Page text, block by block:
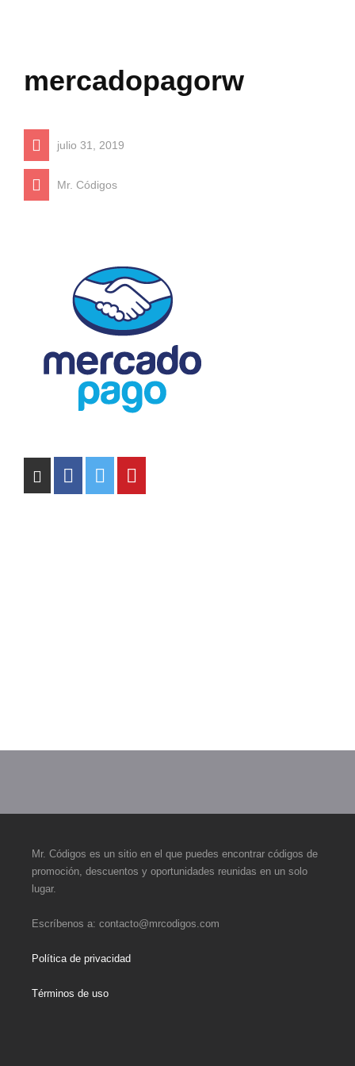
mercadopagorw
julio 31, 2019
Mr. Códigos
Mr. Códigos es un sitio en el que puedes encontrar códigos de
promoción, descuentos y oportunidades reunidas en un solo
lugar.
Escríbenos a: contacto@mrcodigos.com
Política de privacidad
Términos de uso